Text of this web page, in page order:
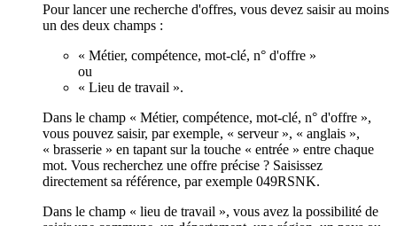
Pour lancer une recherche d'offres, vous devez saisir au moins
un des deux champs :
« Métier, compétence, mot-clé, n° d'offre »
ou
« Lieu de travail ».
Dans le champ « Métier, compétence, mot-clé, n° d'offre »,
vous pouvez saisir, par exemple, « serveur », « anglais »,
« brasserie » en tapant sur la touche « entrée » entre chaque
mot. Vous recherchez une offre précise ? Saisissez
directement sa référence, par exemple 049RSNK.
Dans le champ « lieu de travail », vous avez la possibilité de